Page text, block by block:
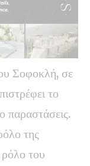
Σοφοκλή, σε
το
παραστάσεις.
της
του